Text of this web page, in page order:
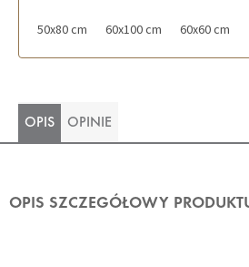
50x80 cm 60x100 cm 60x60 cm
OPIS OPINIE
OPIS SZCZEGÓŁOWY